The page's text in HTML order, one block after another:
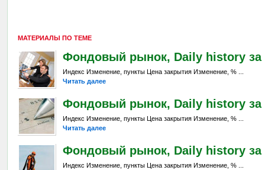
МАТЕРИАЛЫ ПО ТЕМЕ
Фондовый рынок, Daily history за
Индекс Изменение, пункты Цена закрытия Изменение, % ...
Читать далее
Фондовый рынок, Daily history за
Индекс Изменение, пункты Цена закрытия Изменение, % ...
Читать далее
Фондовый рынок, Daily history за
Индекс Изменение, пункты Цена закрытия Изменение, % ...